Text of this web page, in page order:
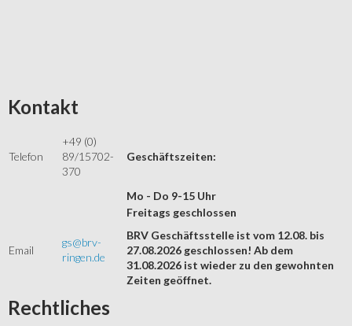
Kontakt
Telefon
+49 (0)
89/15702-
370
Geschäftszeiten:
Mo - Do 9-15 Uhr
Email
gs@brv-
ringen.de
Freitags geschlossen
BRV Geschäftsstelle ist vom 12.08. bis
27.08.2026 geschlossen! Ab dem
31.08.2026 ist wieder zu den gewohnten
Zeiten geöffnet.
Rechtliches